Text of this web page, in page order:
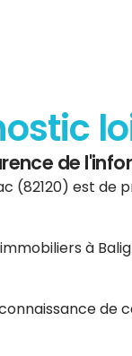
de
(82120) est
à